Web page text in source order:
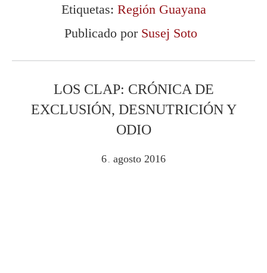
Etiquetas: Región Guayana
Publicado por Susej Soto
LOS CLAP: CRÓNICA DE
EXCLUSIÓN, DESNUTRICIÓN Y
ODIO
6 . agosto 2016